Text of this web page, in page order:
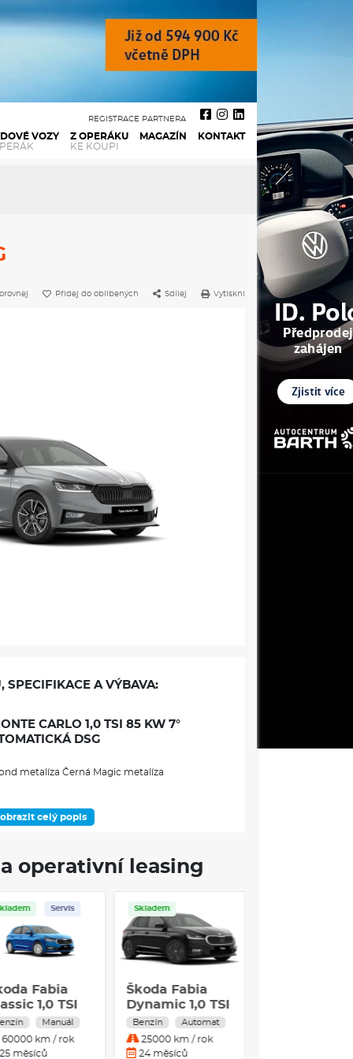
VOZY
Z OPERÁKU
KE KOUPI
MAGAZÍN KONTAKT
REGISTRACE PARTNERA
Přidej do oblíbených Sdílej Vytiskni
SPECIFIKACE A VÝBAVA:
CARLO 1,0 TSI 85 KW 7°
DSG
metalíza Černá Magic metalíza
VÝBAVOVÉHO STUPNĚ
černé leštěné 7J × 17" ET51
celý popis
operativní leasing
Servis
Fabia
1,0 MPI
kW 5°Manuál
60000 km / rok
25 měsíců
Skladem
Škoda Fabia
Classic 1,0 TSI
70 kW 5-stup.
mech.
Benzín Manuál
60000 km / rok
25 měsíců